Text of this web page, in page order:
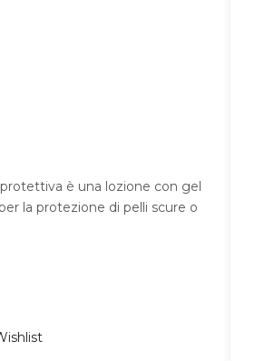
è una lozione con gel
la protezione di pelli scure o